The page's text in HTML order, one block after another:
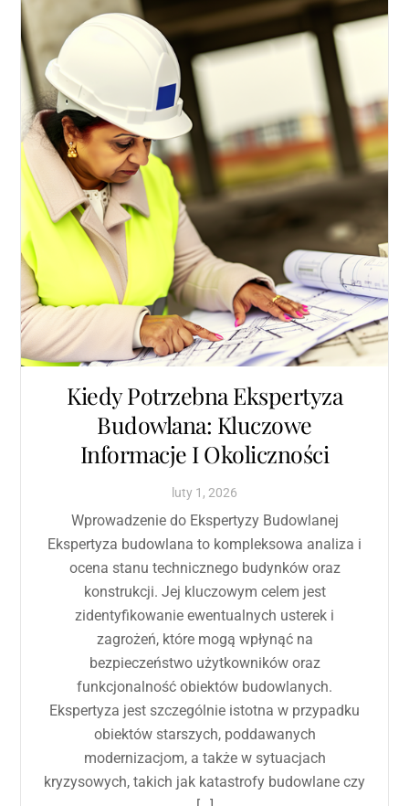
Kiedy Potrzebna Ekspertyza
Budowlana: Kluczowe
Informacje I Okoliczności
luty 1 , 2026
Wprowadzenie do Ekspertyzy Budowlanej
Ekspertyza budowlana to kompleksowa analiza i
ocena stanu technicznego budynków oraz
konstrukcji. Jej kluczowym celem jest
zidentyfikowanie ewentualnych usterek i
zagrożeń, które mogą wpłynąć na
bezpieczeństwo użytkowników oraz
funkcjonalność obiektów budowlanych.
Ekspertyza jest szczególnie istotna w przypadku
obiektów starszych, poddawanych
modernizacjom, a także w sytuacjach
kryzysowych, takich jak katastrofy budowlane czy